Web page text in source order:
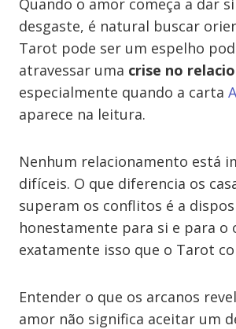
Quando o amor começa a dar
desgaste, é natural buscar
Tarot pode ser um espelho
atravessar uma crise no
especialmente quando a carta
aparece na leitura.
Nenhum relacionamento está
difíceis. O que diferencia os
superam os conflitos é a
honestamente para si e para
exatamente isso que o Tarot
Entender o que os arcanos
amor não significa aceitar um